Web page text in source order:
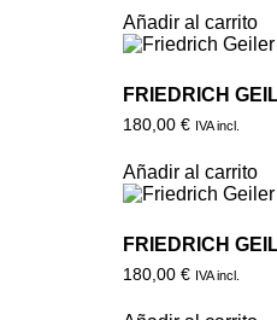
Añadir al carrito
FRIEDRICH
180,00 € IVA incl.
Añadir al carrito
FRIEDRICH
180,00 € IVA incl.